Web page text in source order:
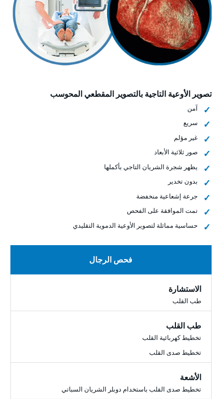
تصوير الأوعية التاجية بالتصوير المقطعي المحوسب
آمن
سريع
غير مؤلم
صور ثلاثية الأبعاد
يظهر شجرة الشريان التاجي بأكملها
بدون تخدير
جرعة إشعاعية منخفضة
تمت الموافقة على الفحص
حساسية مماثلة لتصوير الأوعية الدموية التقليدي
فحص الرجال
الاستشارة
طب القلب
طب القلب
تخطيط كهربائية القلب
تخطيط صدى القلب
الأشعة
تخطيط صدى القلب باستخدام دوبلر الشريان السباتي